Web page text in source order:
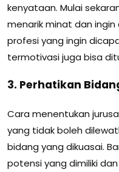
kenyataan. Mulai
menarik minat dan ingin
profesi yang ingin
termotivasi juga bisa
3. Perhatikan
Cara menentukan
yang tidak boleh
bidang yang dikuasai.
potensi yang dimiliki